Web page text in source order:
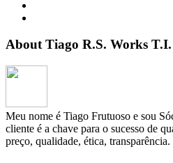
About Tiago R.S. Works T.I.
Meu nome é Tiago Frutuoso e sou
cliente é a chave para o sucesso de
preço, qualidade, ética, transparência.